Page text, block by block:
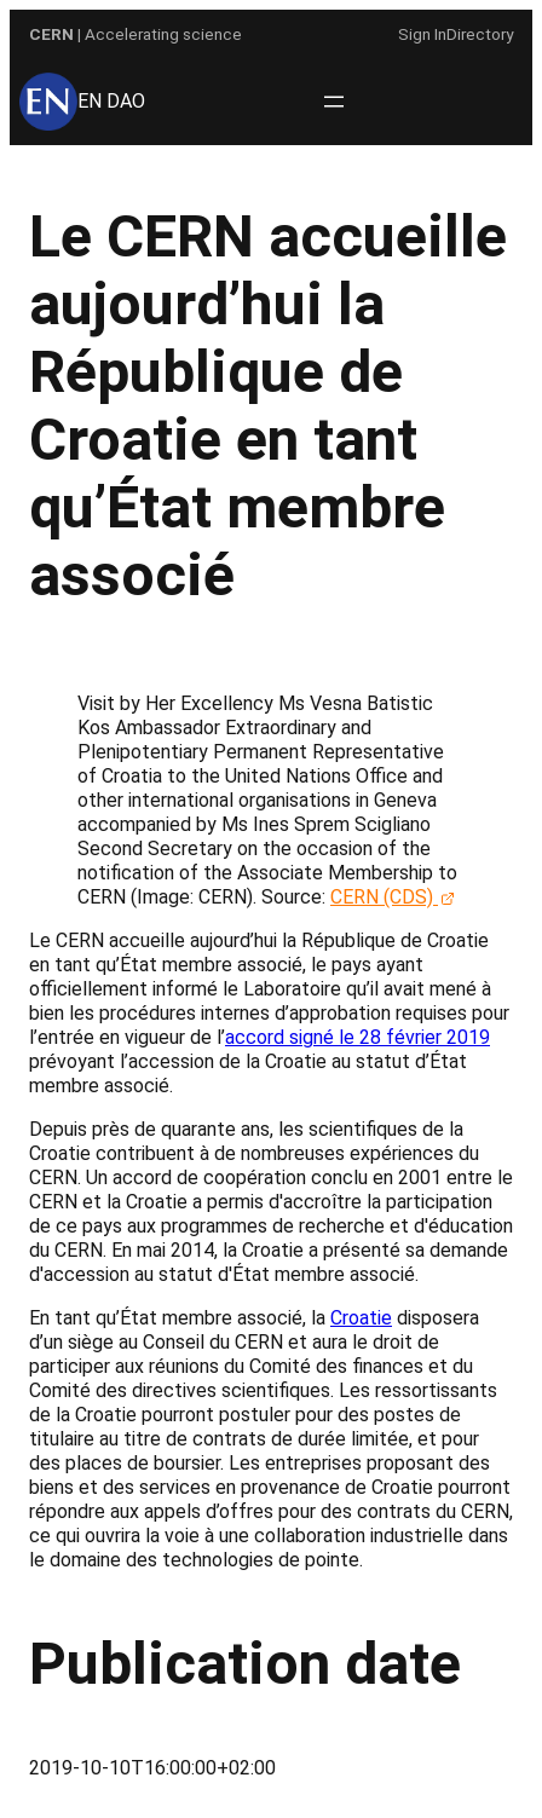
contenu
CERN | Accelerating science Sign InDirectory
EN DAO
Le CERN accueille
aujourd’hui la
République de
Croatie en tant
qu’État membre
associé
Visit by Her Excellency Ms Vesna Batistic
Kos Ambassador Extraordinary and
Plenipotentiary Permanent Representative
of Croatia to the United Nations Office and
other international organisations in Geneva
accompanied by Ms Ines Sprem Scigliano
Second Secretary on the occasion of the
notification of the Associate Membership to
CERN (Image: CERN). Source: CERN (CDS)
Le CERN accueille aujourd’hui la République de Croatie
en tant qu’État membre associé, le pays ayant
officiellement informé le Laboratoire qu’il avait mené à
bien les procédures internes d’approbation requises pour
l’entrée en vigueur de l’accord signé le 28 février 2019
prévoyant l’accession de la Croatie au statut d’État
membre associé.
Depuis près de quarante ans, les scientifiques de la
Croatie contribuent à de nombreuses expériences du
CERN. Un accord de coopération conclu en 2001 entre le
CERN et la Croatie a permis d'accroître la participation
de ce pays aux programmes de recherche et d'éducation
du CERN. En mai 2014, la Croatie a présenté sa demande
d'accession au statut d'État membre associé.
En tant qu’État membre associé, la Croatie disposera
d’un siège au Conseil du CERN et aura le droit de
participer aux réunions du Comité des finances et du
Comité des directives scientifiques. Les ressortissants
de la Croatie pourront postuler pour des postes de
titulaire au titre de contrats de durée limitée, et pour
des places de boursier. Les entreprises proposant des
biens et des services en provenance de Croatie pourront
répondre aux appels d’offres pour des contrats du CERN,
ce qui ouvrira la voie à une collaboration industrielle dans
le domaine des technologies de pointe.
Publication date
2019-10-10T16:00:00+02:00